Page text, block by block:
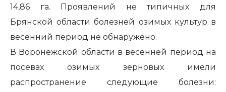
14,86 га. Проявлений не типичных для
Брянской области болезней озимых культур в
весенний период не обнаружено.
В Воронежской области в весенней период на
посевах озимых зерновых имели
распространение следующие болезни: